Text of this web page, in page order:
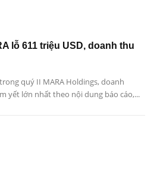
lỗ 611 triệu USD, doanh thu
quý II MARA Holdings, doanh
yết lớn nhất theo nội dung báo cáo,...